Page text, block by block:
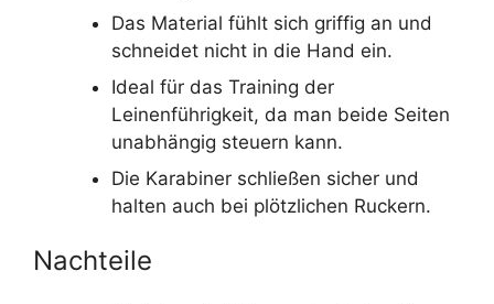
Das Material fühlt sich griffig an und
schneidet nicht in die Hand ein.
Ideal für das Training der
Leinenführigkeit, da man beide Seiten
unabhängig steuern kann.
Die Karabiner schließen sicher und
halten auch bei plötzlichen Ruckern.
Nachteile